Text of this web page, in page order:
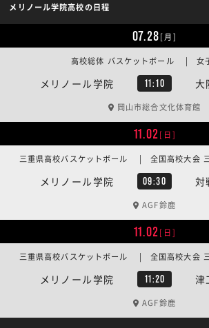
メリノール学院高校の日程
07.28[月]
メリノール学院 11:10 大
高校総体 バスケットボール | 女
岡山市総合文化体育館
11.02[日]
メリノール学院 09:30 対
三重県高校バスケットボール | 全国高校大会
AGF鈴鹿
11.02[日]
メリノール学院 11:20 津
三重県高校バスケットボール | 全国高校大会
AGF鈴鹿